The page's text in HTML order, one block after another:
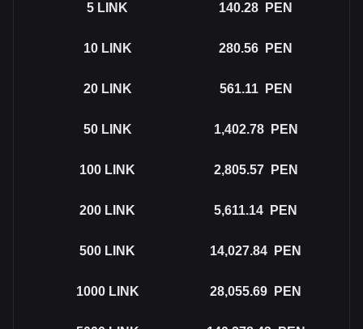
5 LINK 140.28 PEN
10 LINK 280.56 PEN
20 LINK 561.11 PEN
50 LINK 1,402.78 PEN
100 LINK 2,805.57 PEN
200 LINK 5,611.14 PEN
500 LINK 14,027.84 PEN
1000 LINK 28,055.69 PEN